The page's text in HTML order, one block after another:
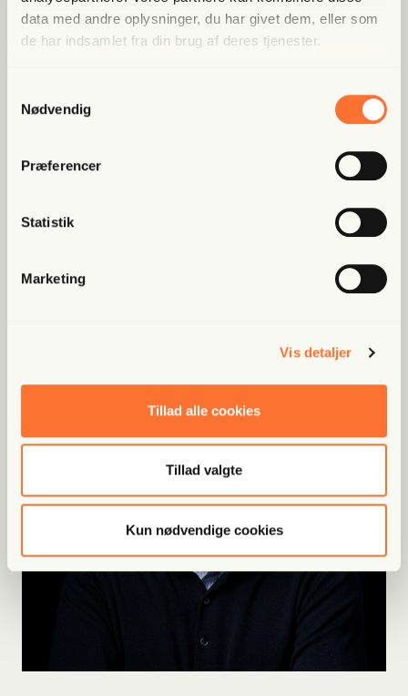
data med andre oplysninger, du har givet dem, eller som
de har indsamlet fra din brug af deres tjenester.
Nødvendig
Præferencer
Statistik
Marketing
Vis detaljer
Tillad alle cookies
Tillad valgte
Kun nødvendige cookies
Fri Kri­stof­fer #27:
Et hul i statskas­sen